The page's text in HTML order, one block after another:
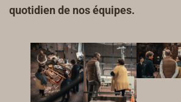
quotidien de nos équipes.